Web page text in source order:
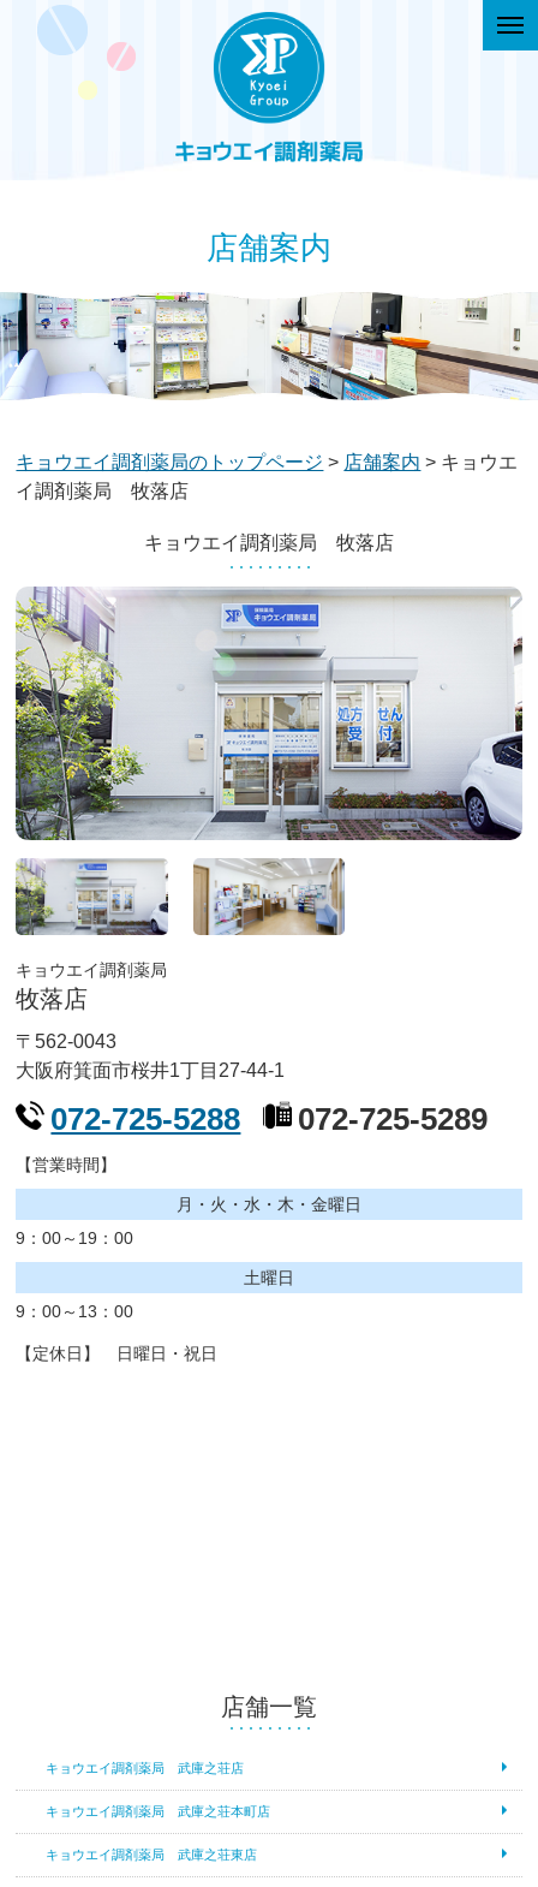
店舗案内
キョウエイ調剤薬局のトップページ > 店舗案内 > キョウエ
イ調剤薬局 牧落店
キョウエイ調剤薬局 牧落店
キョウエイ調剤薬局
牧落店
〒562-0043
大阪府箕面市桜井1丁目27-44-1
072-725-5288 072-725-5289
【営業時間】
月・火・水・木・金曜日
9：00～19：00
土曜日
9：00～13：00
【定休日】 日曜日・祝日
店舗一覧
キョウエイ調剤薬局 武庫之荘店
キョウエイ調剤薬局 武庫之荘本町店
キョウエイ調剤薬局 武庫之荘東店